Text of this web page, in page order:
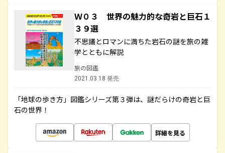
Ｗ０３ 世界の魅力的な奇岩と巨石１
３９選
不思議とロマンに満ちた岩石の謎を旅の雑
学とともに解説
旅の図鑑
2021.03.18 発売
「地球の歩き方」図鑑シリーズ第３弾は、謎だらけの奇岩と巨
石の世界！
詳細を見る